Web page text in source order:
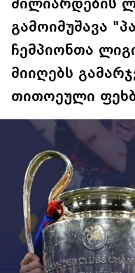
მილიარდების
გამოიმუშავა
ჩემპიონთა
მიიღებს
თითოეული